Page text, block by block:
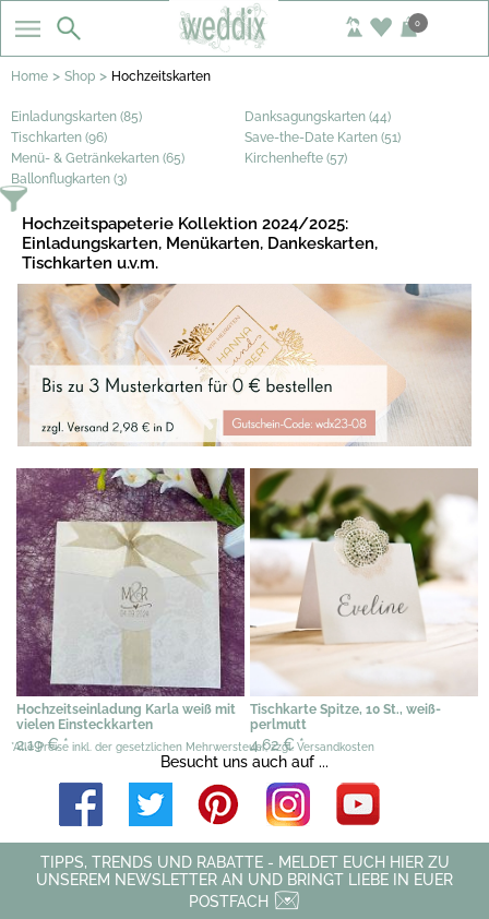
0
Home > Shop > Hochzeitskarten
Einladungskarten (85)
Danksagungskarten (44)
Tischkarten (96)
Save-the-Date Karten (51)
Menü- & Getränkekarten (65)
Kirchenhefte (57)
Ballonflugkarten (3)
Hochzeitspapeterie Kollektion 2024/2025:
Einladungskarten, Menükarten, Dankeskarten,
Tischkarten u.v.m.
Hochzeitseinladung Karla weiß mit
vielen Einsteckkarten
2,19 €*
Tischkarte Spitze, 10 St., weiß-
perlmutt
4,62 €*
*Alle Preise inkl. der gesetzlichen Mehrwersteuer, zzgl. Versandkosten
Besucht uns auch auf ...
TIPPS, TRENDS UND RABATTE - MELDET EUCH HIER ZU
UNSEREM NEWSLETTER AN UND BRINGT LIEBE IN EUER
POSTFACH